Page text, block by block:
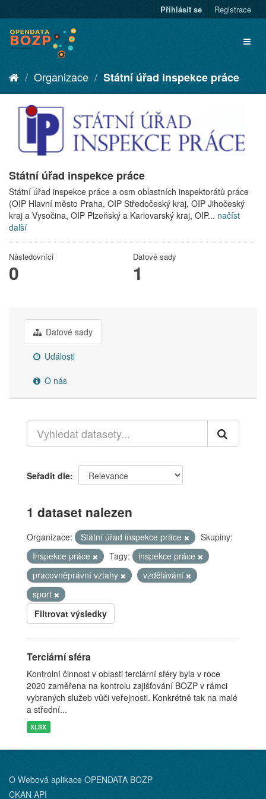
Přihlásit se Registrace
Organizace Státní úřad inspekce práce
Státní úřad inspekce práce
Státní úřad inspekce práce a osm oblastních inspektorátů práce
(OIP Hlavní město Praha, OIP Středočeský kraj, OIP Jihočeský
kraj a Vysočina, OIP Plzeňský a Karlovarský kraj, OIP... načíst
další
Následovníci
0
Datové sady
1
Datové sady
Události
O nás
Seřadit dle
1 dataset nalezen
Organizace: Státní úřad inspekce práce
Skupiny:
Inspekce práce
Tagy:
inspekce práce
pracovněprávní vztahy
vzdělávání
sport
Filtrovat výsledky
Terciární sféra
Kontrolní činnost v oblasti terciární sféry byla v roce
2020 zaměřena na kontrolu zajišťování BOZP v rámci
vybraných služeb vůči veřejnosti. Konkrétně tak na malé
a střední...
XLSX
O Webová aplikace OPENDATA BOZP
CKAN API